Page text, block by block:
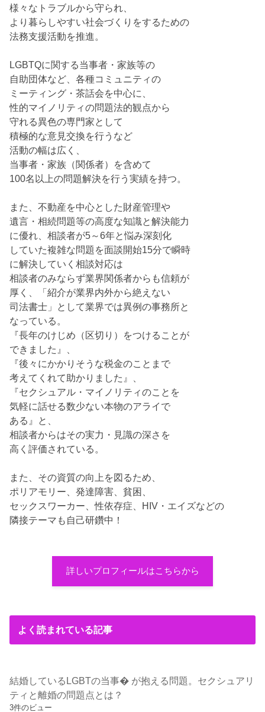
様々なトラブルから守られ、
より暮らしやすい社会づくりをするための
法務支援活動を推進。
LGBTQに関する当事者・家族等の
自助団体など、各種コミュニティの
ミーティング・茶話会を中心に、
性的マイノリティの問題法的観点から
守れる異色の専門家として
積極的な意見交換を行うなど
活動の幅は広く、
当事者・家族（関係者）を含めて
100名以上の問題解決を行う実績を持つ。
また、不動産を中心とした財産管理や
遺言・相続問題等の高度な知識と解決能力
に優れ、相談者が5～6年と悩み深刻化
していた複雑な問題を面談開始15分で瞬時
に解決していく相談対応は
相談者のみならず業界関係者からも信頼が
厚く、「紹介が業界内外から絶えない
司法書士」として業界では異例の事務所と
なっている。
『長年のけじめ（区切り）をつけることが
できました』、
『後々にかかりそうな税金のことまで
考えてくれて助かりました』、
『セクシュアル・マイノリティのことを
気軽に話せる数少ない本物のアライで
ある』と、
相談者からはその実力・見識の深さを
高く評価されている。
また、その資質の向上を図るため、
ポリアモリー、発達障害、貧困、
セックスワーカー、性依存症、HIV・エイズなどの
隣接テーマも自己研鑽中！
詳しいプロフィールはこちらから
よく読まれている記事
結婚しているLGBTの当事� が抱える問題。セクシュアリ
ティと離婚の問題点とは？
3件のビュー